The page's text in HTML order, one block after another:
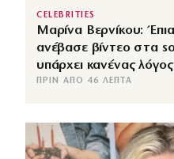
CELEBRITIES
Μαρίνα Βερνίκου:
ανέβασε βίντεο στα
υπάρχει κανένας
ΠΡΙΝ ΑΠΌ 46 ΛΕΠΤΆ